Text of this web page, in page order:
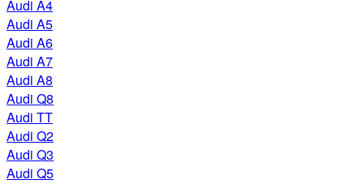
Audi A4
Audi A5
Audi A6
Audi A7
Audi A8
Audi Q8
Audi TT
Audi Q2
Audi Q3
Audi Q5